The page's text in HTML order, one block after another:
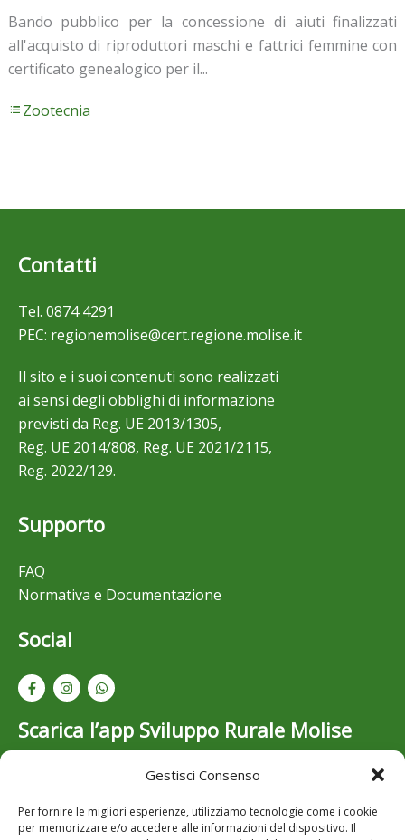
Gestisci Consenso
Per fornire le migliori esperienze, utilizziamo tecnologie come i cookie
per memorizzare e/o accedere alle informazioni del dispositivo. Il
Bando pubblico per la concessione di aiuti finalizzati
all'acquisto di riproduttori maschi e fattrici femmine con
certificato genealogico per il...
Zootecnia
Contatti
Tel. 0874 4291
PEC: regionemolise@cert.regione.molise.it
Il sito e i suoi contenuti sono realizzati
ai sensi degli obblighi di informazione
previsti da Reg. UE 2013/1305,
Reg. UE 2014/808, Reg. UE 2021/2115,
Reg. 2022/129.
Supporto
FAQ
Normativa e Documentazione
Social
Scarica l’app Sviluppo Rurale Molise
Resta aggiornato su bandi, opportunità e novità dello
per iOS e Android..